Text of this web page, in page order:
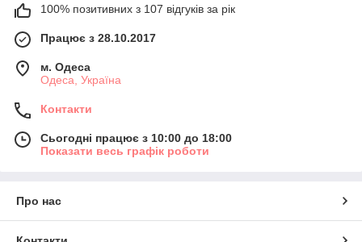
100% позитивних з 107 відгуків за рік
Працює з 28.10.2017
м. Одеса
Одеса, Україна
Контакти
Сьогодні працює з 10:00 до 18:00
Показати весь графік роботи
Про нас